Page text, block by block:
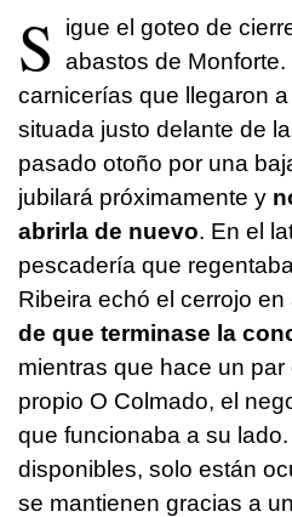
S
igue el goteo de
abastos de
carnicerías que llegaron
situada justo delante de
pasado otoño por una
jubilará próximamente y
abrirla de nuevo. En el
pescadería que
Ribeira echó el cerrojo en
de que terminase la
mientras que hace un
propio O Colmado, el
que funcionaba a su
disponibles, solo están
se mantienen gracias a